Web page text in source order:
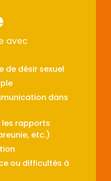
avec
de désir sexuel
dans
les rapports
etc.)
ou difficultés à